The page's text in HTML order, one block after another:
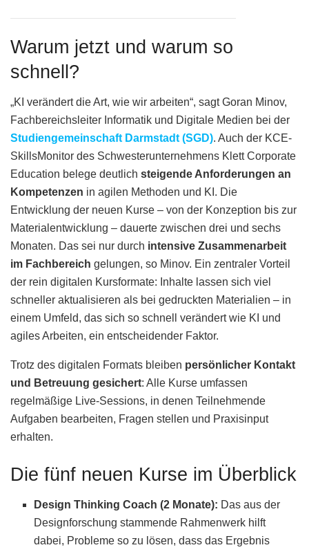
Warum jetzt und warum so
schnell?
„KI verändert die Art, wie wir arbeiten“, sagt Goran Minov,
Fachbereichsleiter Informatik und Digitale Medien bei der
Studiengemeinschaft Darmstadt (SGD). Auch der KCE-
SkillsMonitor des Schwesterunternehmens Klett Corporate
Education belege deutlich steigende Anforderungen an
Kompetenzen in agilen Methoden und KI. Die
Entwicklung der neuen Kurse – von der Konzeption bis zur
Materialentwicklung – dauerte zwischen drei und sechs
Monaten. Das sei nur durch intensive Zusammenarbeit
im Fachbereich gelungen, so Minov. Ein zentraler Vorteil
der rein digitalen Kursformate: Inhalte lassen sich viel
schneller aktualisieren als bei gedruckten Materialien – in
einem Umfeld, das sich so schnell verändert wie KI und
agiles Arbeiten, ein entscheidender Faktor.
Trotz des digitalen Formats bleiben persönlicher Kontakt
und Betreuung gesichert: Alle Kurse umfassen
regelmäßige Live-Sessions, in denen Teilnehmende
Aufgaben bearbeiten, Fragen stellen und Praxisinput
erhalten.
Die fünf neuen Kurse im Überblick
Design Thinking Coach (2 Monate): Das aus der
Designforschung stammende Rahmenwerk hilft
dabei, Probleme so zu lösen, dass das Ergebnis